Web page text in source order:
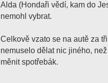
Alda (Hondaři vědí, kam do
nemohl vybrat.
Celkově vzato se na autě za
nemuselo dělat nic jiného,
měnit spotřebák.